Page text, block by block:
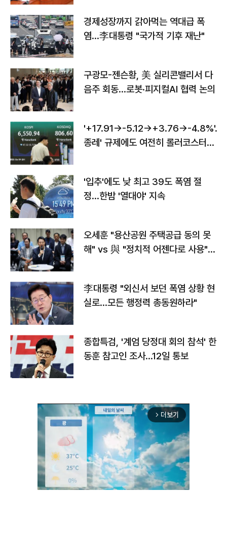
경제성장까지 갉아먹는 역대급 폭
염…李대통령 "국가적 기후 재난"
구광모-젠슨황, 美 실리콘밸리서 다
음주 회동…로봇·피지컬AI 협력 논의
'+17.91→-5.12→+3.76→-4.8%'…'
종레' 규제에도 여전히 롤러코스터
'입추'에도 낮 최고 39도 폭염 절
정…한밤 '열대야' 지속
오세훈 "용산공원 주택공급 동의 못
해" vs 與 "정치적 어젠다로 사용"
李대통령 "외신서 보던 폭염 상황 현
실로…모든 행정력 총동원하라"
종합특검, '계엄 당정대 회의 참석' 한
동훈 참고인 조사...12일 통보
arrow_forward_ios 더보기